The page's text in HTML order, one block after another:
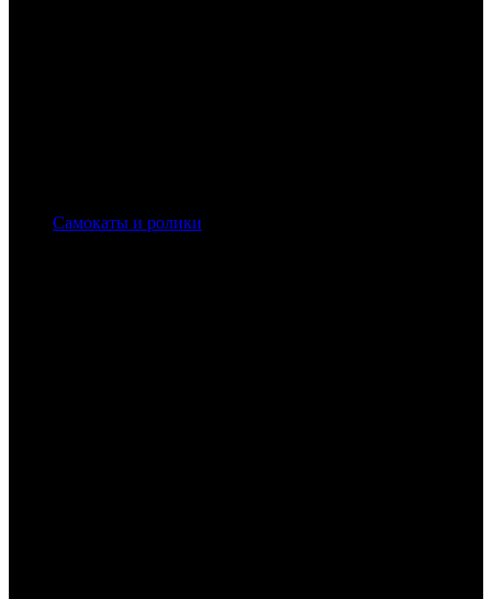
Самокаты и ролики